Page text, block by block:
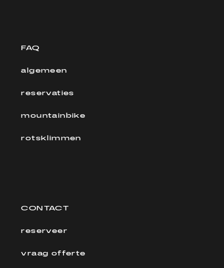
FAQ
algemeen
reservaties
mountainbike
rotsklimmen
CONTACT
reserveer
vraag offerte